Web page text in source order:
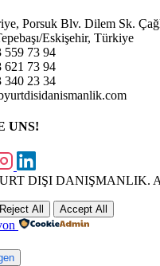
Porsuk Blv. Dilem Sk.
Eskişehir, Türkiye
559 73 94
621 73 94
340 23 34
UNS!
DIŞI DANIŞMANLIK.
Reject All Accept All